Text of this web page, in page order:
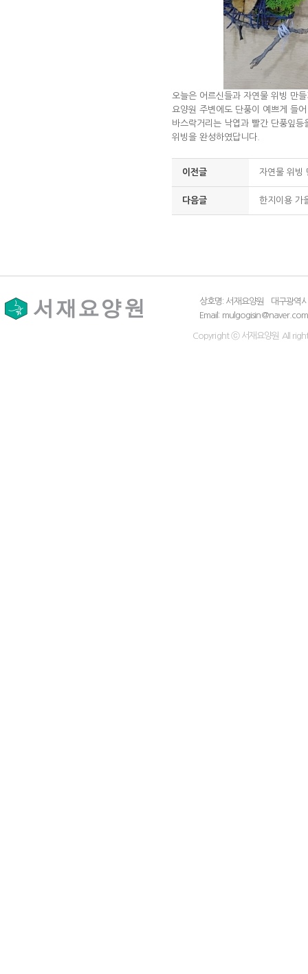
오늘은 어르신들과 자연물 위빙 만
요양원 주변에도 단풍이 예쁘게 들
바스락거리는 낙엽과 빨간 단풍잎
위빙을 완성하였답니다.
이전글 자연물 위빙
다음글 한지이용 가
상호명: 서재요양원
대구광역
Email: mulgogisin@naver.com
Copyright ⓒ 서재요양원 All